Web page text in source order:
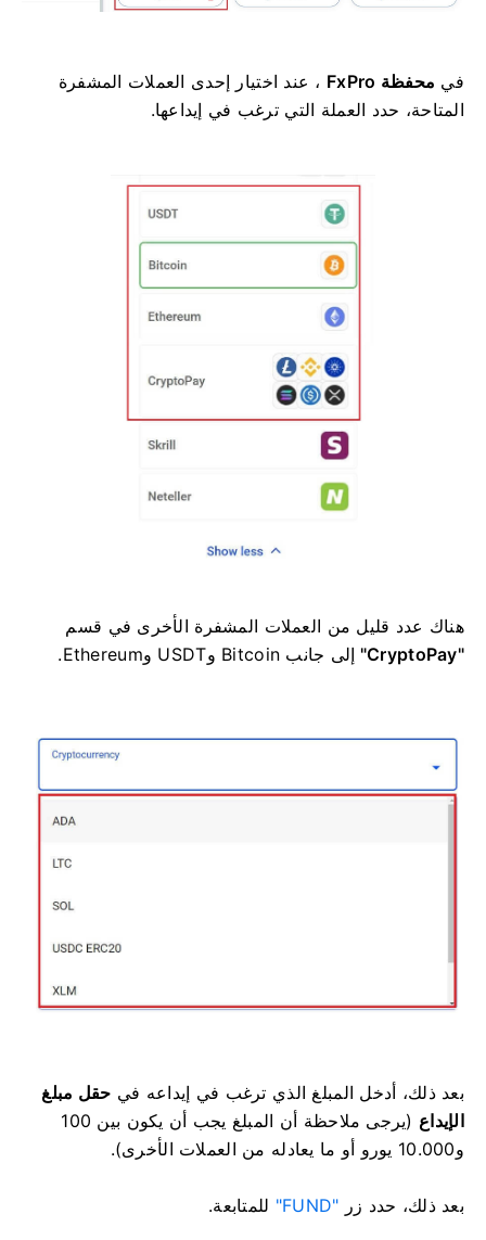
في محفظة FxPro
، عند اختيار إحدى العملات المشفرة
المتاحة، حدد العملة التي ترغب في إيداعها.
هناك عدد قليل من العملات المشفرة الأخرى في قسم
"CryptoPay"
إلى جانب Bitcoin وUSDT وEthereum.
بعد ذلك، أدخل المبلغ الذي ترغب في إيداعه في حقل مبلغ
الإيداع
(يرجى ملاحظة أن المبلغ يجب أن يكون بين 100
و10.000 يورو أو ما يعادله من العملات الأخرى).
بعد ذلك، حدد زر "FUND" للمتابعة.